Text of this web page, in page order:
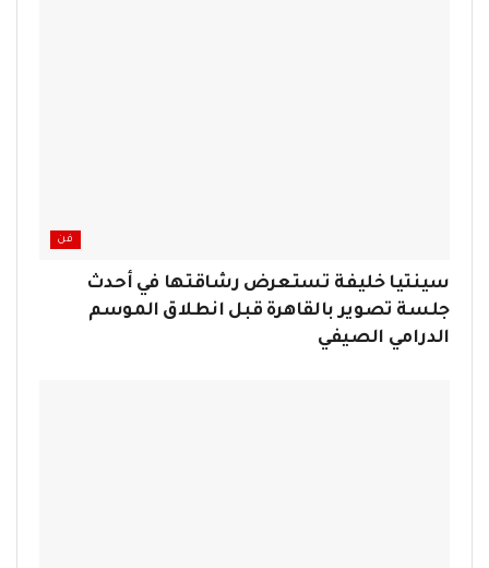
فن
سينتيا خليفة تستعرض رشاقتها في أحدث
جلسة تصوير بالقاهرة قبل انطلاق الموسم
الدرامي الصيفي